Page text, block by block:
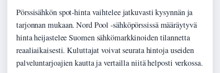
Pörssisähkön spot-hinta vaihtelee jatkuvasti kysynnän ja
tarjonnan mukaan. Nord Pool -sähköpörssissä määräytyvä
hinta heijastelee Suomen sähkömarkkinoiden tilannetta
reaaliaikaisesti. Kuluttajat voivat seurata hintoja useiden
palveluntarjoajien kautta ja vertailla niitä helposti verkossa.